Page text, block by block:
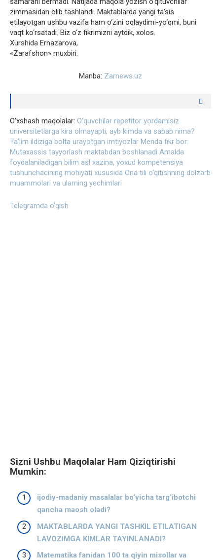
zimmasidan olib tashlandi. Maktablarda yangi ta’sis
etilayotgan ushbu vazifa ham o‘zini oqlaydimi-yo‘qmi, buni
vaqt ko‘rsatadi. Biz o‘z fikrimizni aytdik, xolos.
Xurshida Ernazarova,
«Zarafshon» muxbiri.
Manba: Zarnews.uz
O‘xshash maqolalar: O‘quvchilar repetitor yordamisiz
universitetlarga kira olmayapti, ayb kimda va sabab nima?
Ta’lim ildiziga bolta urayotgan imtiyozlar Menda fikr bor:
Mutaxassis tayyorlash maktabdan boshlanadi Amalda
foydalaniladigan bilim asl xazina, yoxud kompetensiya
tushunchacining mohiyati xususida Ona tili o‘qitishning dolzarb
muammolari va ularning yechimlari
Telegramda o‘qish
Sizni Ushbu Maqolalar Ham Qiziqtirishi
Mumkin:
ijodiy-madaniy masalalar bo‘yicha targ‘ibotchi
qancha maosh oladi?
MAKTABLARDA YANGI TASHKIL ETILATIGAN
LAVOZIMGA KIMLAR TAYINLANADI?
Matematika fanidan 100 ta qiyin misollar va